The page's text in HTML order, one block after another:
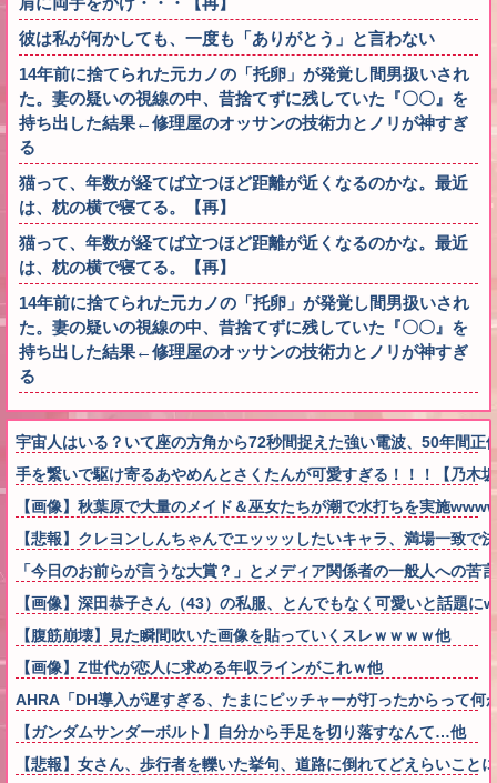
彼は私が何かしても、一度も「ありがとう」と言わない
14年前に捨てられた元カノの「托卵」が発覚し間男扱いされ
た。妻の疑いの視線の中、昔捨てずに残していた『〇〇』を
持ち出した結果←修理屋のオッサンの技術力とノリが神すぎ
る
猫って、年数が経てば立つほど距離が近くなるのかな。最近
は、枕の横で寝てる。【再】
猫って、年数が経てば立つほど距離が近くなるのかな。最近
は、枕の横で寝てる。【再】
14年前に捨てられた元カノの「托卵」が発覚し間男扱いされ
た。妻の疑いの視線の中、昔捨てずに残していた『〇〇』を
持ち出した結果←修理屋のオッサンの技術力とノリが神すぎ
る
宇宙人はいる？いて座の方角から72秒間捉えた強い電波、50年間正
手を繋いで駆け寄るあやめんとさくたんが可愛すぎる！！！【乃木
【画像】秋葉原で大量のメイド＆巫女たちが潮で水打ちを実施
【悲報】クレヨンしんちゃんでエッッッしたいキャラ、満場一致で
「今日のお前らが言うな大賞？」とメディア関係者の一般人への
【画像】深田恭子さん（43）の私服、とんでもなく可愛いと話題に
【腹筋崩壊】見た瞬間吹いた画像を貼っていくスレｗｗｗｗ他
【画像】Z世代が恋人に求める年収ラインがこれｗ他
AHRA「DH導入が遅すぎる、たまにピッチャーが打ったからって何
【ガンダムサンダーボルト】自分から手足を切り落すなんて…他
【悲報】女さん、歩行者を轢いた挙句、道路に倒れてどえらいこ